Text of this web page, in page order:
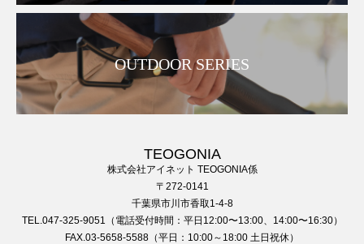
OUTDOOR SERIES
TEOGONIA
株式会社アイネット TEOGONIA係
〒272-0141
千葉県市川市香取1-4-8
TEL.047-325-9051（電話受付時間：平日12:00〜13:00、14:00〜16:30）
FAX.03-5658-5588（平日：10:00～18:00 土日祝休）